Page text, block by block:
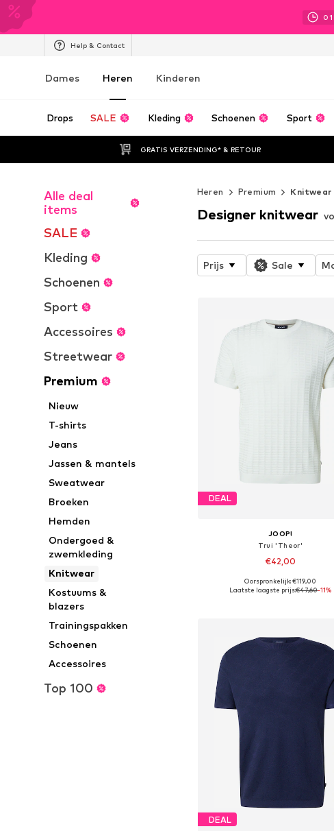
01
Help & Contact
Dames Heren Kinderen
Drops SALE Kleding Schoenen Sport
GRATIS VERZENDING* & RETOUR
Alle deal
items
SALE
Kleding
Schoenen
Sport
Accessoires
Streetwear
Premium
Nieuw
T-shirts
Jeans
Jassen & mantels
Sweatwear
Broeken
Hemden
Ondergoed &
zwemkleding
Knitwear
Kostuums &
blazers
Trainingspakken
Schoenen
Accessoires
Top 100
Heren Premium Knitwear
Designer knitwear
Prijs Sale
DEAL
JOOP!
Trui 'Theor'
€42,00
Beschikbare maten: S, M, L, XL,
Oorspronkelijk: €119,00
Laatste laagste prijs:€47,60-11%
DEAL